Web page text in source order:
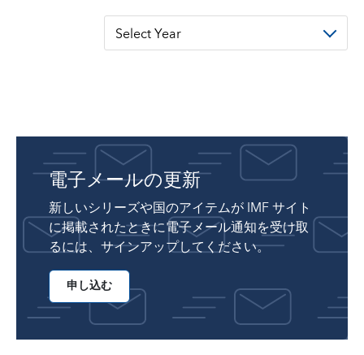
Select Year
電子メールの更新
新しいシリーズや国のアイテムが IMF サイト
に掲載されたときに電子メール通知を受け取
るには、サインアップしてください。
申し込む